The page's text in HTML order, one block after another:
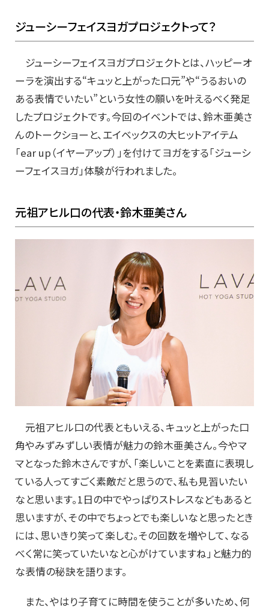
ジューシーフェイスヨガプロジェクトって？
ジューシーフェイスヨガプロジェクトとは、ハッピーオ
ーラを演出する“キュッと上がった口元”や“うるおいの
ある表情でいたい”という女性の願いを叶えるべく発足
したプロジェクトです。今回のイベントでは、鈴木亜美さ
んのトークショーと、エイベックスの大ヒットアイテム
「ear up（イヤーアップ）」を付けてヨガをする「ジューシ
ーフェイスヨガ」体験が行われました。
元祖アヒル口の代表・鈴木亜美さん
元祖アヒル口の代表ともいえる、キュッと上がった口
角やみずみずしい表情が魅力の鈴木亜美さん。今やマ
マとなった鈴木さんですが、「楽しいことを素直に表現し
ている人ってすごく素敵だと思うので、私も見習いたい
なと思います。1日の中でやっぱりストレスなどもあると
思いますが、その中でちょっとでも楽しいなと思ったとき
には、思いきり笑って楽しむ。その回数を増やして、なる
べく常に笑っていたいなと心がけていますね」と魅力的
な表情の秘訣を語ります。
また、やはり子育てに時間を使うことが多いため、何